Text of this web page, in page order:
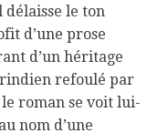
le ton
d’une prose
d’un héritage
refoulé par
roman se voit lui-
nom d’une